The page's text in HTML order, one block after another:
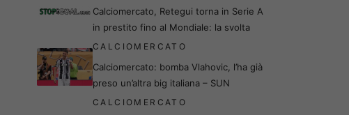
Calciomercato, Retegui torna in Serie A
in prestito fino al Mondiale: la svolta
CALCIOMERCATO
Calciomercato: bomba Vlahovic, l’ha già
preso un’altra big italiana – SUN
CALCIOMERCATO